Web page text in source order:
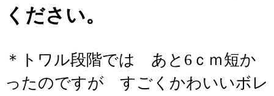
ください。
＊トワル段階では あと6ｃｍ短か
ったのですが すごくかわいいボレ